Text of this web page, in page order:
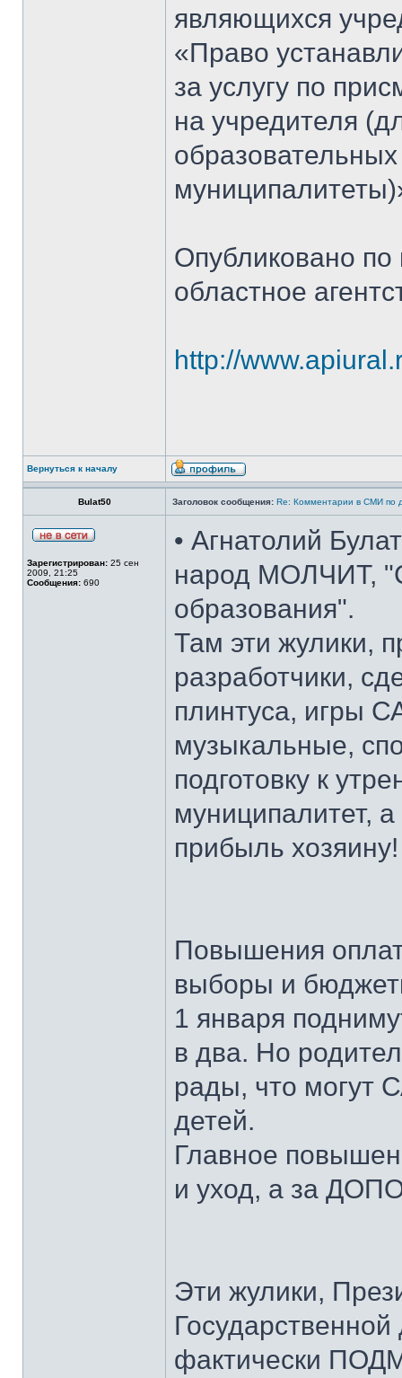
являющихся
«Право
за услугу по
на учредителя
Опубликовано
областное
http://
Вернуться к началу
Bulat50 Заголовок сообщения: Re: Комментарии в СМИ по
Зарегистрирован: 25 сен
2009, 21:25
Сообщения: 690
• Агнатолий
народ МОЛЧИТ,
образования".
Там эти жулики,
разработчики,
плинтуса, игры
музыкальные,
подготовку к
муниципалитет,
прибыль
Повышения
выборы и
1 января
в два. Но
рады, что могут
детей.
Главное
и уход, а за
Эти жулики,
фактически